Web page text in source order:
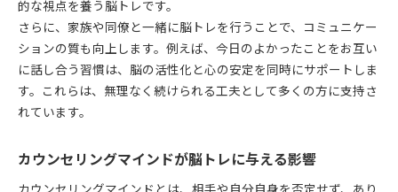
的な視点を養う脳トレです。
さらに、家族や同僚と一緒に脳トレを行うことで、コミュニケー
ションの質も向上します。例えば、今日のよかったことをお互い
に話し合う習慣は、脳の活性化と心の安定を同時にサポートしま
す。これらは、無理なく続けられる工夫として多くの方に支持さ
れています。
カウンセリングマインドが脳トレに与える影響